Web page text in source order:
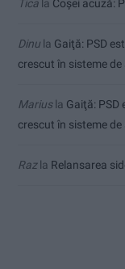
Tica la Coșei acuză:
Dinu la Gaiţă: PSD
crescut în sisteme
Mariusla Gaiţă: PSD
crescut în sisteme
Razla Relansarea